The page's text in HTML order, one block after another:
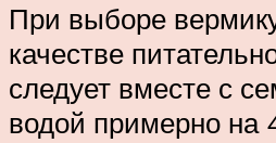
При выборе
качестве
следует вместе с
водой примерно на